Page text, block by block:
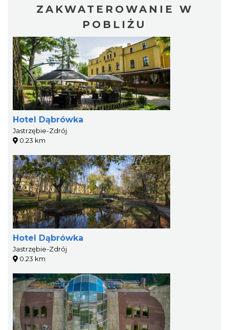
ZAKWATEROWANIE W
POBLIŻU
Hotel Dąbrówka
Jastrzębie-Zdrój
0.23 km
Hotel Dąbrówka
Jastrzębie-Zdrój
0.23 km